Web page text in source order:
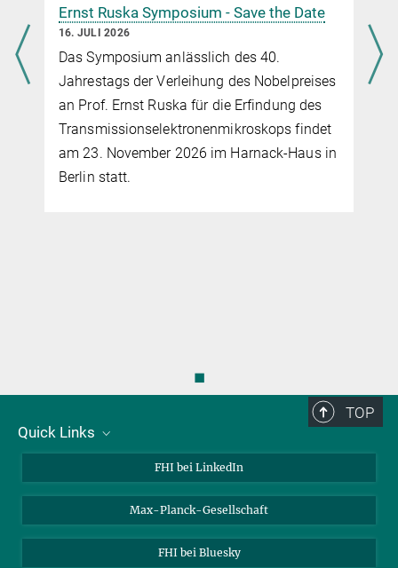
Ernst Ruska Symposium - Save the Date
16. JULI 2026
Das Symposium anlässlich des 40.
Jahrestags der Verleihung des Nobelpreises
an Prof. Ernst Ruska für die Erfindung des
Transmissionselektronenmikroskops findet
am 23. November 2026 im Harnack-Haus in
Berlin statt.
◼
TOP
Quick Links
Kontakt
Stellenangebote
FHI bei LinkedIn
Max-Planck-Gesellschaft
FHI bei Bluesky